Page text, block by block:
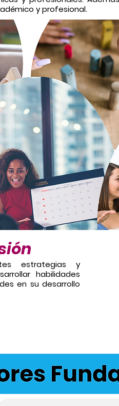
yprofesional.
estrategias y
habilidades
en su desarrollo